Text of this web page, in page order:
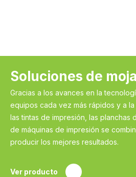
Soluciones de
Gracias a los avances en la
equipos cada vez más rápidos y a la
las tintas de impresión, las planchas
de máquinas de impresión se
producir los mejores resultados.
Ver producto